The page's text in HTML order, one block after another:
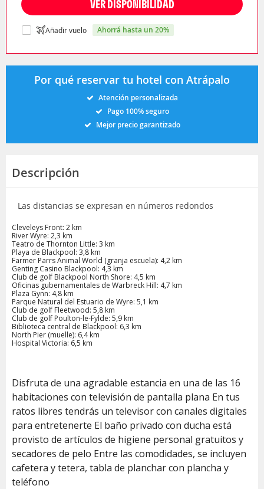
VER DISPONIBILIDAD
Añadir vuelo ahorrá hasta un 20%
Por qué reservar tu hotel con Atrápalo
Atención personalizada
Pago 100% seguro
Mejor precio garantizado
Descripción
Las distancias se expresan en números redondos
Cleveleys Front: 2 km
River Wyre: 2,3 km
Teatro de Thornton Little: 3 km
Playa de Blackpool: 3,8 km
Farmer Parrs Animal World (granja escuela): 4,2 km
Genting Casino Blackpool: 4,3 km
Club de golf Blackpool North Shore: 4,5 km
Oficinas gubernamentales de Warbreck Hill: 4,7 km
Plaza Gynn: 4,8 km
Parque Natural del Estuario de Wyre: 5,1 km
Club de golf Fleetwood: 5,8 km
Club de golf Poulton-le-Fylde: 5,9 km
Biblioteca central de Blackpool: 6,3 km
North Pier (muelle): 6,4 km
Hospital Victoria: 6,5 km
Disfruta de una agradable estancia en una de las 16
habitaciones con televisión de pantalla plana En tus
ratos libres tendrás un televisor con canales digitales
para entretenerte El baño privado con ducha está
provisto de artículos de higiene personal gratuitos y
secadores de pelo Entre las comodidades, se incluyen
cafetera y tetera, tabla de planchar con plancha y
teléfono